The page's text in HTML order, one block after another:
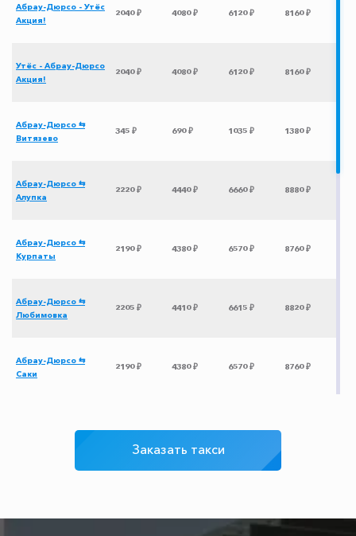
Абрау-Дюрсо - Утёс
Акция!
2040 ₽ 4080 ₽ 6120 ₽ 8160 ₽
Утёс - Абрау-Дюрсо
Акция!
2040 ₽ 4080 ₽ 6120 ₽ 8160 ₽
Абрау-Дюрсо ⇆
Витязево
345 ₽ 690 ₽ 1035 ₽ 1380 ₽
Абрау-Дюрсо ⇆
Алупка
2220 ₽ 4440 ₽ 6660 ₽ 8880 ₽
Абрау-Дюрсо ⇆
Курпаты
2190 ₽ 4380 ₽ 6570 ₽ 8760 ₽
Абрау-Дюрсо ⇆
Любимовка
2205 ₽ 4410 ₽ 6615 ₽ 8820 ₽
Абрау-Дюрсо ⇆
Саки
2190 ₽ 4380 ₽ 6570 ₽ 8760 ₽
Заказать такси